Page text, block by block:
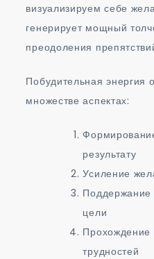
визуализируем себе
генерирует мощный
преодоления
Побудительная энергия
множестве аспектах:
результату
Усиление
цели
Прохождение
трудностей